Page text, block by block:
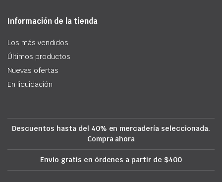
Información de la tienda
Los más vendidos
Últimos productos
Nuevas ofertas
En liquidación
Descuentos hasta del 40% en mercadería seleccionada.
Compra ahora
Envío gratis en órdenes a partir de $400